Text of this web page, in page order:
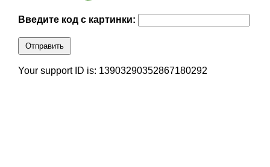
Введите код с картинки:
Отправить
Your support ID is: 13903290352867180292